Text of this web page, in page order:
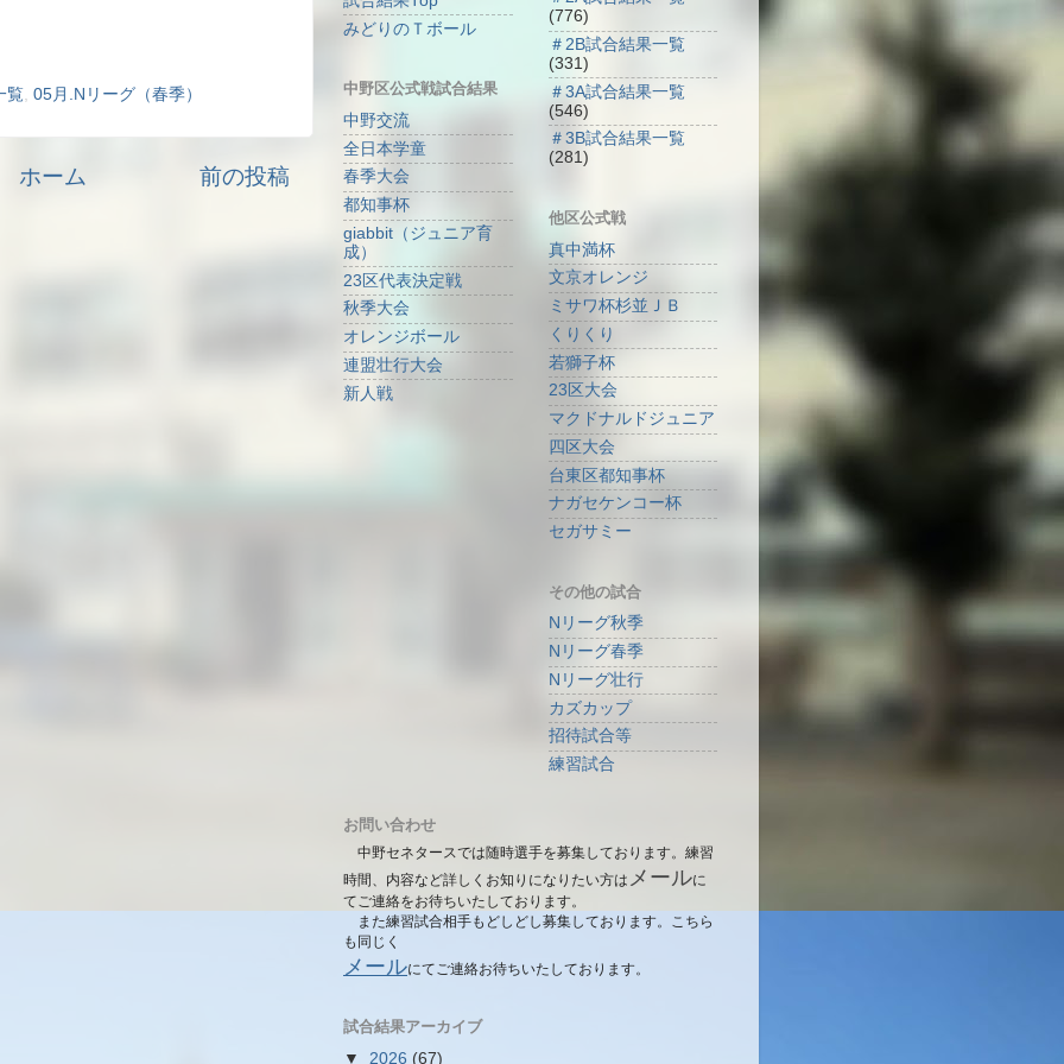
覧 05月.Nリーグ（春季）
前の投稿
ホーム
みどりのＴボール
中野区公式戦試合結果
中野交流
全日本学童
春季大会
都知事杯
giabbit（ジュニア育
成）
23区代表決定戦
秋季大会
オレンジボール
連盟壮行大会
新人戦
(776)
＃2B試合結果一覧
(331)
＃3A試合結果一覧
(546)
＃3B試合結果一覧
(281)
他区公式戦
真中満杯
文京オレンジ
ミサワ杯杉並ＪＢ
くりくり
若獅子杯
23区大会
マクドナルドジュニア
四区大会
台東区都知事杯
ナガセケンコー杯
セガサミー
その他の試合
Nリーグ秋季
Nリーグ春季
Nリーグ壮行
カズカップ
招待試合等
練習試合
お問い合わせ
中野セネタースでは随時選手を募集しております。練習
時間、内容など詳しくお知りになりたい方は メールに
てご連絡をお待ちいたしております。
また練習試合相手もどしどし募集しております。こちら
も同じく
メールにてご連絡お待ちいたしております。
試合結果アーカイブ
▼ 2026 (67)